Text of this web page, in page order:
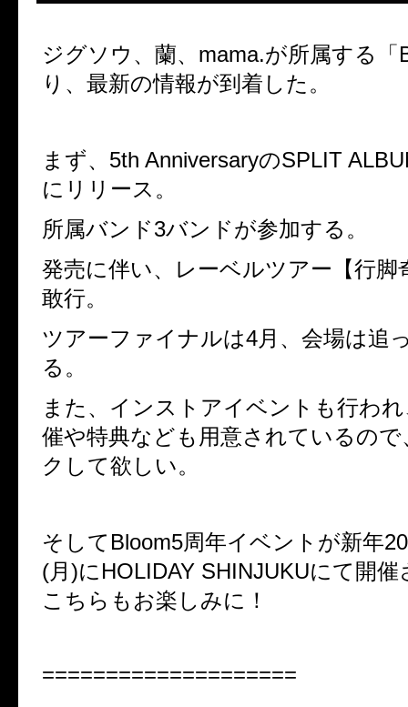
ジグソウ、蘭、mama.が所属する「
り、最新の情報が到着した。
まず、5th AnniversaryのSPLIT
にリリース。
所属バンド3バンドが参加する。
発売に伴い、レーベルツアー【行脚
敢行。
ツアーファイナルは4月、会場は追
る。
また、インストアイベントも行わ
催や特典なども用意されているの
クして欲しい。
そしてBloom5周年イベントが新年
(月)にHOLIDAY SHINJUKUにて開
こちらもお楽しみに！
====================